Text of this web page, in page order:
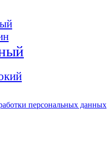
персональных данных